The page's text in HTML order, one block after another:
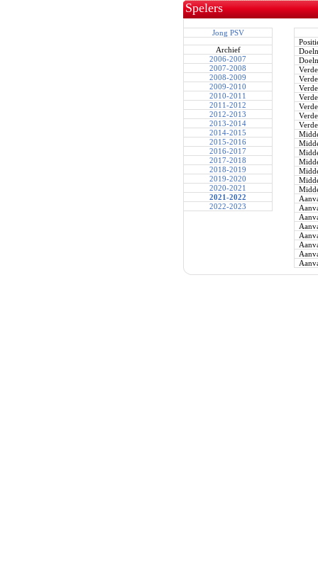
Spelers
Jong PSV
Archief
2006-2007
2007-2008
2008-2009
2009-2010
2010-2011
2011-2012
2012-2013
2013-2014
2014-2015
2015-2016
2016-2017
2017-2018
2018-2019
2019-2020
2020-2021
2021-2022
2022-2023